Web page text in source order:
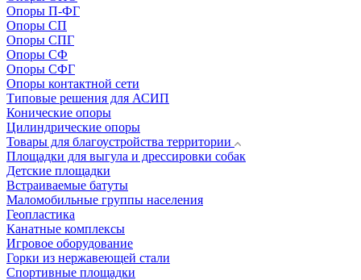
Опоры П-ФГ
Опоры СП
Опоры СПГ
Опоры СФ
Опоры СФГ
Опоры контактной сети
Типовые решения для АСИП
Конические опоры
Цилиндрические опоры
Товары для благоустройства территории
Площадки для выгула и дрессировки собак
Детские площадки
Встраиваемые батуты
Маломобильные группы населения
Геопластика
Канатные комплексы
Игровое оборудование
Горки из нержавеющей стали
Спортивные площадки